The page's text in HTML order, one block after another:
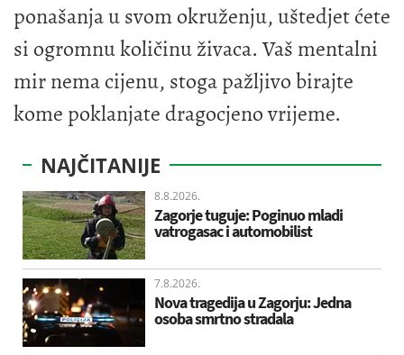
ponašanja u svom okruženju, uštedjet ćete
si ogromnu količinu živaca. Vaš mentalni
mir nema cijenu, stoga pažljivo birajte
kome poklanjate dragocjeno vrijeme.
NAJČITANIJE
8.8.2026.
Zagorje tuguje: Poginuo mladi
vatrogasac i automobilist
7.8.2026.
Nova tragedija u Zagorju: Jedna
osoba smrtno stradala